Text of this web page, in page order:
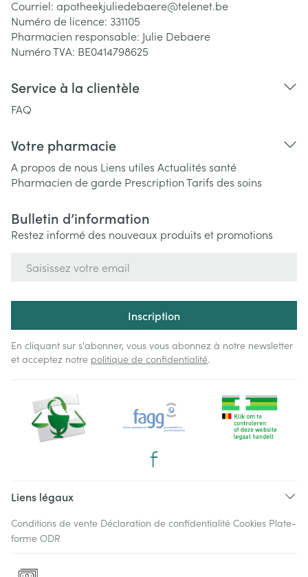
Courriel: apotheekjuliedebaere@telenet.be
Numéro de licence: 331105
Pharmacien responsable: Julie Debaere
Numéro TVA: BE0414798625
Service à la clientèle
FAQ
Votre pharmacie
A propos de nous Liens utiles Actualités santé
Pharmacien de garde PrescriptionTarifs des soins
Bulletin d’information
Restez informé des nouveaux produits et promotions
Inscription
En cliquant sur s'abonner, vous vous abonnez à notre newsletter
et acceptez notre politique de confidentialité.
Liens légaux
Conditions de vente Déclaration de confidentialité Cookies Plate-
forme ODR